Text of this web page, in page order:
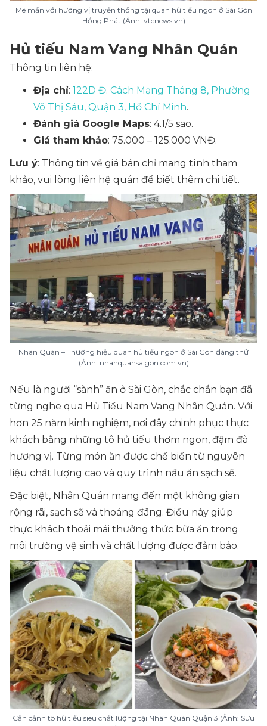
Mê mẩn với hương vị truyền thống tại quán hủ tiếu ngon ở Sài Gòn
Hồng Phát (Ảnh: vtcnews.vn)
Hủ tiếu Nam Vang Nhân Quán
Thông tin liên hệ:
Địa chỉ: 122D Đ. Cách Mạng Tháng 8, Phường
Võ Thị Sáu, Quận 3, Hồ Chí Minh.
Đánh giá Google Maps: 4.1/5 sao.
Giá tham khảo: 75.000 – 125.000 VNĐ.
Lưu ý: Thông tin về giá bán chỉ mang tính tham
khảo, vui lòng liên hệ quán để biết thêm chi tiết.
Nhân Quán – Thương hiệu quán hủ tiếu ngon ở Sài Gòn đáng thử
(Ảnh: nhanquansaigon.com.vn)
Nếu là người “sành” ăn ở Sài Gòn, chắc chắn bạn đã
từng nghe qua Hủ Tiếu Nam Vang Nhân Quán. Với
hơn 25 năm kinh nghiệm, nơi đây chinh phục thực
khách bằng những tô hủ tiếu thơm ngon, đậm đà
hương vị. Từng món ăn được chế biến từ nguyên
liệu chất lượng cao và quy trình nấu ăn sạch sẽ.
Đặc biệt, Nhân Quán mang đến một không gian
rộng rãi, sạch sẽ và thoáng đãng. Điều này giúp
thực khách thoải mái thưởng thức bữa ăn trong
môi trường vệ sinh và chất lượng được đảm bảo.
Cận cảnh tô hủ tiếu siêu chất lượng tại Nhân Quán Quận 3 (Ảnh: Sưu